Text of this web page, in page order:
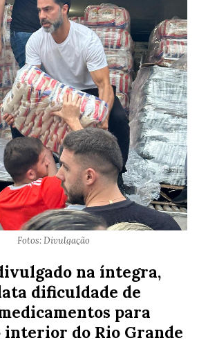
Fotos: Divulgação
na íntegra,
dificuldade de
para
interior do Rio Grande